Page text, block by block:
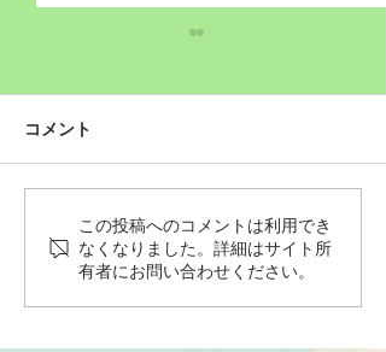
Wordだけで作っちゃおう
～★みことば職人るちゃ
ん('◇')ゞ
コメント
この投稿へのコメントは利用でき
なくなりました。詳細はサイト所
有者にお問い合わせください。